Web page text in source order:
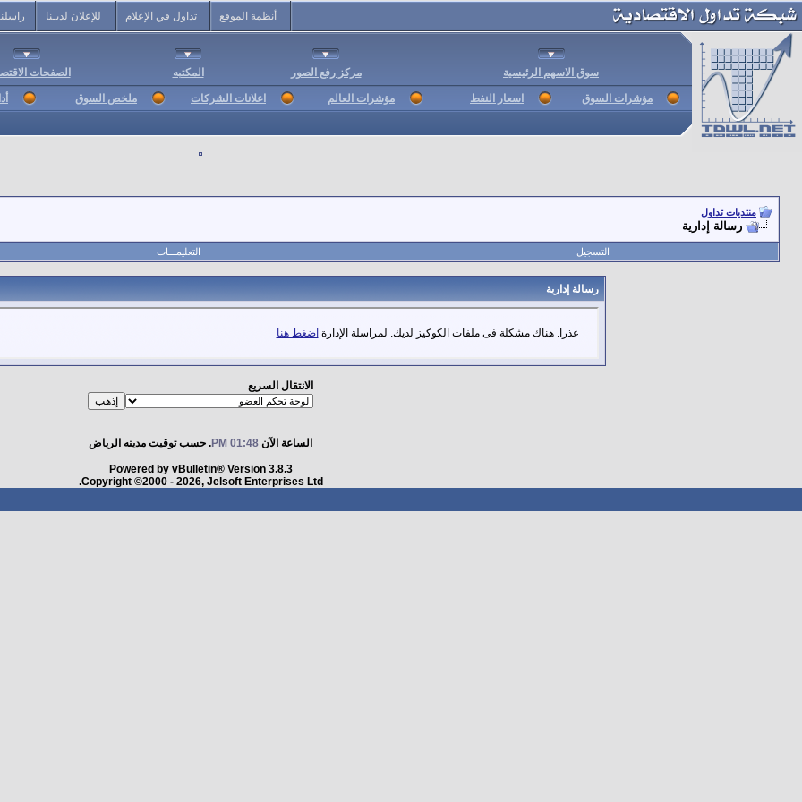
أنظمة الموقع تداول في الإعلام للإعلان لديـنا
سوق الاسهم الرئيسية مركز رفع الصور المكتبه الصفحات
مؤشرات السوق اسعار النفط مؤشرات العالم اعلانات الشركات ملخص السوق
منتديات تداول
رسالة إدارية
التسجيل التعليمـــات
رسالة إدارية
عذرا. هناك مشكلة فى ملفات الكوكيز لديك. لمراسلة الإدارة اضغط هنا
الانتقال السريع
الساعة الآن 01:48 PM . حسب توقيت مدينه الرياض
Powered by vBulletin® Version 3.8.3
Copyright ©2000 - 2026, Jelsoft Enterprises Ltd.